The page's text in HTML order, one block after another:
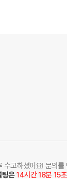
수고하셨어요! 문의
팅은 14시간 18분 15초